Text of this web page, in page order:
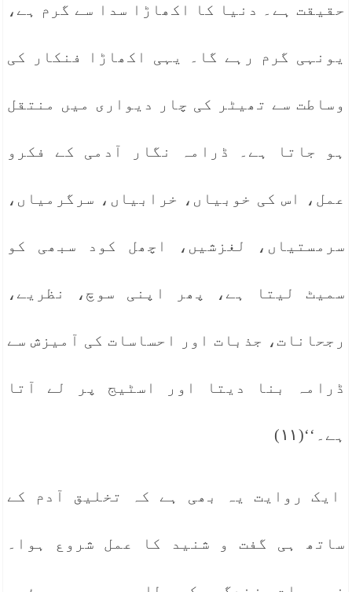
حقیقت ہے۔ دنیا کا اکھاڑا سدا سے گرم ہے،
یونہی گرم رہے گا۔ یہی اکھاڑا فنکار کی
وساطت سے تھیٹر کی چار دیواری میں منتقل
ہو جاتا ہے۔ ڈرامہ نگار آدمی کے فکرو
عمل، اس کی خوبیاں، خرابیاں، سرگرمیاں،
سرمستیاں، لغزشیں، اچھل کود سبھی کو
سمیٹ لیتا ہے، پھر اپنی سوچ، نظریے،
رجحانات، جذبات اور احساسات کی آمیزش سے
ڈرامہ بنا دیتا اور اسٹیج پر لے آتا
ہے۔‘‘(۱۱)
ایک روایت یہ بھی ہے کہ تخلیق آدم کے
ساتھ ہی گفت و شنید کا عمل شروع ہوا۔